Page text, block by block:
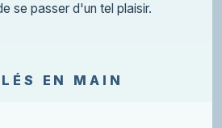
se passer d'un tel plaisir.
EN MAIN